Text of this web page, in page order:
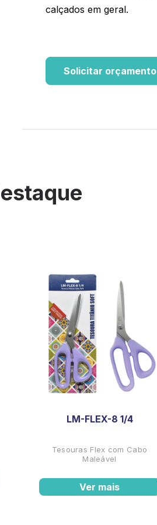
calçados em geral.
Solicitar orçamento
LM-FLEX-8 1/4
Tesouras Flex com Cabo
Maleável
Ver mais